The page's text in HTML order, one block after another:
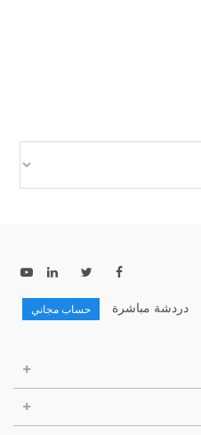
دردشة مباشرة حساب مجاني